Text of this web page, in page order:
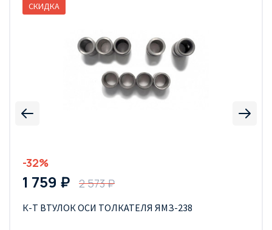
СКИДКА
-32%
1 759 ₽ 2 573 ₽
К-Т ВТУЛОК ОСИ ТОЛКАТЕЛЯ ЯМЗ-238